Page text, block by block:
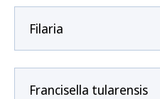
Filaria
Francisella tularensis